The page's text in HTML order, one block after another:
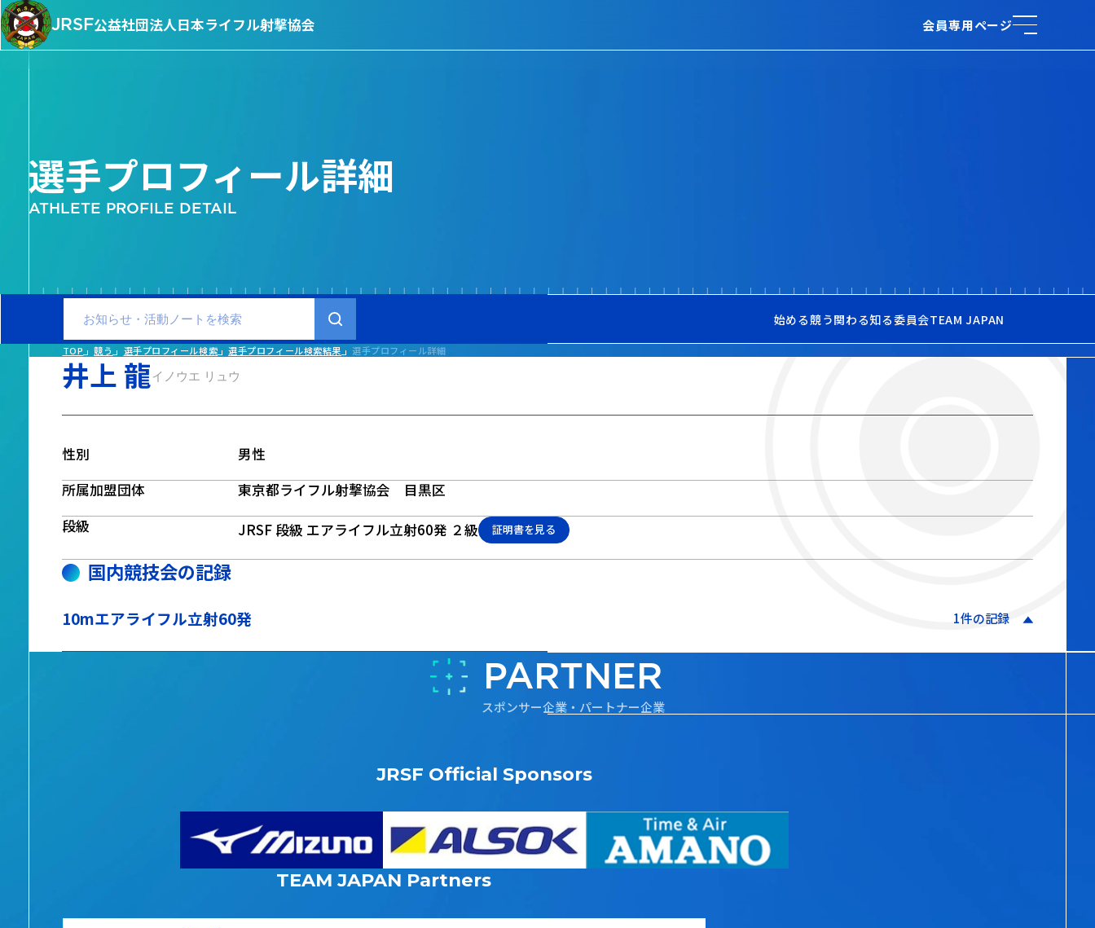
JRSF公益社団法人日本ライフル射撃協会 会員専用ページ
選手プロフィール詳細
ATHLETE PROFILE DETAIL
始める競う関わる知る委員会TEAM JAPAN
TOP 競う 選手プロフィール検索 選手プロフィール検索結果 選手プロフィール詳細
井上 龍イノウエ リュウ
性別
男性
所属加盟団体
東京都ライフル射撃協会 目黒区
段級
JRSF 段級 エアライフル立射60発 ２級 証明書を見る
国内競技会の記録
10mエアライフル立射60発 1件の記録
スポンサー企業・パートナー企業
PARTNER
JRSF Official Sponsors
TEAM JAPAN Partners